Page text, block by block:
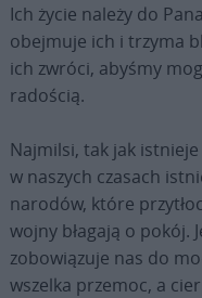
Ich życie należy do
obejmuje ich i trzyma
ich zwróci, abyśmy
radością.
Najmilsi, tak jak
w naszych czasach
narodów, które
wojny błagają o pokój.
zobowiązuje nas do
wszelka przemoc, a